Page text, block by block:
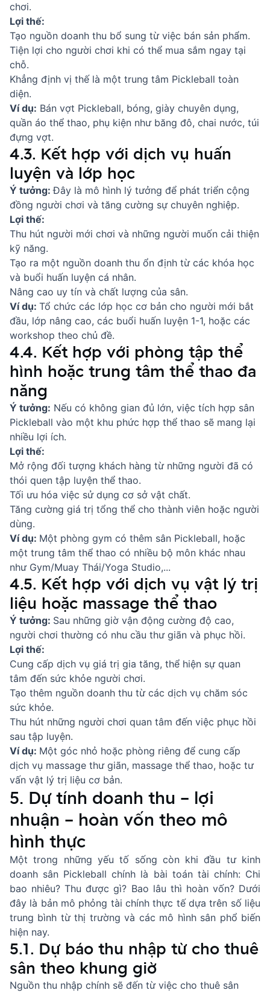
chơi.
Lợi thế:
Tạo nguồn doanh thu bổ sung từ việc bán sản phẩm.
Tiện lợi cho người chơi khi có thể mua sắm ngay tại
chỗ.
Khẳng định vị thế là một trung tâm Pickleball toàn
diện.
Ví dụ: Bán vợt Pickleball, bóng, giày chuyên dụng,
quần áo thể thao, phụ kiện như băng đô, chai nước, túi
đựng vợt.
4.3. Kết hợp với dịch vụ huấn
luyện và lớp học
Ý tưởng:Đây là mô hình lý tưởng để phát triển cộng
đồng người chơi và tăng cường sự chuyên nghiệp.
Lợi thế:
Thu hút người mới chơi và những người muốn cải thiện
kỹ năng.
Tạo ra một nguồn doanh thu ổn định từ các khóa học
và buổi huấn luyện cá nhân.
Nâng cao uy tín và chất lượng của sân.
Ví dụ: Tổ chức các lớp học cơ bản cho người mới bắt
đầu, lớp nâng cao, các buổi huấn luyện 1-1, hoặc các
workshop theo chủ đề.
4.4. Kết hợp với phòng tập thể
hình hoặc trung tâm thể thao đa
năng
Ý tưởng: Nếu có không gian đủ lớn, việc tích hợp sân
Pickleball vào một khu phức hợp thể thao sẽ mang lại
nhiều lợi ích.
Lợi thế:
Mở rộng đối tượng khách hàng từ những người đã có
thói quen tập luyện thể thao.
Tối ưu hóa việc sử dụng cơ sở vật chất.
Tăng cường giá trị tổng thể cho thành viên hoặc người
dùng.
Ví dụ: Một phòng gym có thêm sân Pickleball, hoặc
một trung tâm thể thao có nhiều bộ môn khác nhau
như Gym/Muay Thái/Yoga Studio,...
4.5. Kết hợp với dịch vụ vật lý trị
liệu hoặc massage thể thao
Ý tưởng: Sau những giờ vận động cường độ cao,
người chơi thường có nhu cầu thư giãn và phục hồi.
Lợi thế:
Cung cấp dịch vụ giá trị gia tăng, thể hiện sự quan
tâm đến sức khỏe người chơi.
Tạo thêm nguồn doanh thu từ các dịch vụ chăm sóc
sức khỏe.
Thu hút những người chơi quan tâm đến việc phục hồi
sau tập luyện.
Ví dụ: Một góc nhỏ hoặc phòng riêng để cung cấp
dịch vụ massage thư giãn, massage thể thao, hoặc tư
vấn vật lý trị liệu cơ bản.
5. Dự tính doanh thu – lợi
nhuận – hoàn vốn theo mô
hình thực
Một trong những yếu tố sống còn khi đầu tư kinh
doanh sân Pickleball chính là bài toán tài chính: Chi
bao nhiêu? Thu được gì? Bao lâu thì hoàn vốn? Dưới
đây là bản mô phỏng tài chính thực tế dựa trên số liệu
trung bình từ thị trường và các mô hình sân phổ biến
hiện nay.
5.1. Dự báo thu nhập từ cho thuê
sân theo khung giờ
Nguồn thu nhập chính sẽ đến từ việc cho thuê sân